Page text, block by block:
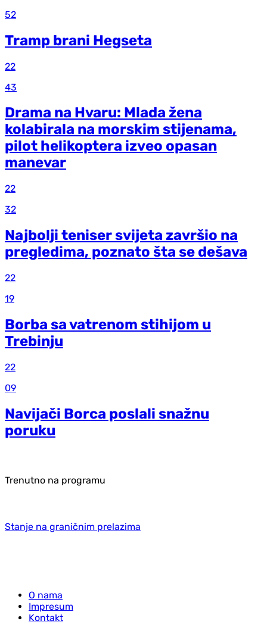
52
Tramp brani Hegseta
22
43
Drama na Hvaru: Mlada žena
kolabirala na morskim stijenama,
pilot helikoptera izveo opasan
manevar
22
32
Najbolji teniser svijeta završio na
pregledima, poznato šta se dešava
22
19
Borba sa vatrenom stihijom u
Trebinju
22
09
Navijači Borca poslali snažnu
poruku
Trenutno na programu
Stanje na graničnim prelazima
O nama
Impresum
Kontakt